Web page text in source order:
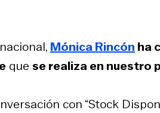
Mónica Rincón ha
que se realiza en nuestro
con “Stock